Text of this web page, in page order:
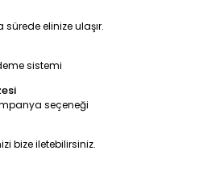
sürede elinize ulaşır.
sistemi
seçeneği
bize iletebilirsiniz.